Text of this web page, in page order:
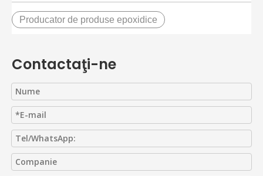
Producator de produse epoxidice
Contactaţi-ne